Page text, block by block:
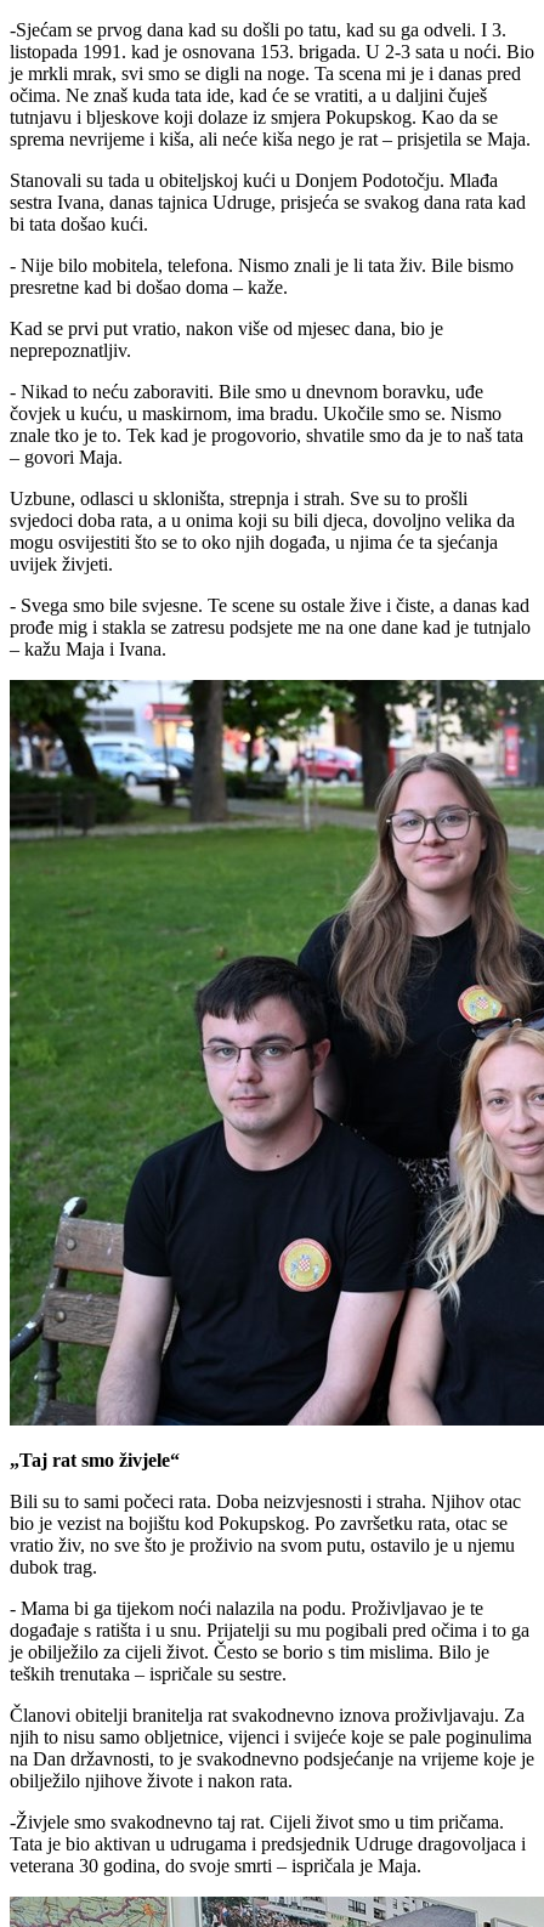
-Sjećam se prvog dana kad su došli po tatu, kad su ga odveli. I 3.
listopada 1991. kad je osnovana 153. brigada. U 2-3 sata u noći. Bio
je mrkli mrak, svi smo se digli na noge. Ta scena mi je i danas pred
očima. Ne znaš kuda tata ide, kad će se vratiti, a u daljini čuješ
tutnjavu i bljeskove koji dolaze iz smjera Pokupskog. Kao da se
sprema nevrijeme i kiša, ali neće kiša nego je rat – prisjetila se Maja.
Stanovali su tada u obiteljskoj kući u Donjem Podotočju. Mlađa
sestra Ivana, danas tajnica Udruge, prisjeća se svakog dana rata kad
bi tata došao kući.
- Nije bilo mobitela, telefona. Nismo znali je li tata živ. Bile bismo
presretne kad bi došao doma – kaže.
Kad se prvi put vratio, nakon više od mjesec dana, bio je
neprepoznatljiv.
- Nikad to neću zaboraviti. Bile smo u dnevnom boravku, uđe
čovjek u kuću, u maskirnom, ima bradu. Ukočile smo se. Nismo
znale tko je to. Tek kad je progovorio, shvatile smo da je to naš tata
– govori Maja.
Uzbune, odlasci u skloništa, strepnja i strah. Sve su to prošli
svjedoci doba rata, a u onima koji su bili djeca, dovoljno velika da
mogu osvijestiti što se to oko njih događa, u njima će ta sjećanja
uvijek živjeti.
- Svega smo bile svjesne. Te scene su ostale žive i čiste, a danas kad
prođe mig i stakla se zatresu podsjete me na one dane kad je tutnjalo
– kažu Maja i Ivana.
„Taj rat smo živjele“
Bili su to sami počeci rata. Doba neizvjesnosti i straha. Njihov otac
bio je vezist na bojištu kod Pokupskog. Po završetku rata, otac se
vratio živ, no sve što je proživio na svom putu, ostavilo je u njemu
dubok trag.
- Mama bi ga tijekom noći nalazila na podu. Proživljavao je te
događaje s ratišta i u snu. Prijatelji su mu pogibali pred očima i to ga
je obilježilo za cijeli život. Često se borio s tim mislima. Bilo je
teških trenutaka – ispričale su sestre.
Članovi obitelji branitelja rat svakodnevno iznova proživljavaju. Za
njih to nisu samo obljetnice, vijenci i svijeće koje se pale poginulima
na Dan državnosti, to je svakodnevno podsjećanje na vrijeme koje je
obilježilo njihove živote i nakon rata.
-Živjele smo svakodnevno taj rat. Cijeli život smo u tim pričama.
Tata je bio aktivan u udrugama i predsjednik Udruge dragovoljaca i
veterana 30 godina, do svoje smrti – ispričala je Maja.